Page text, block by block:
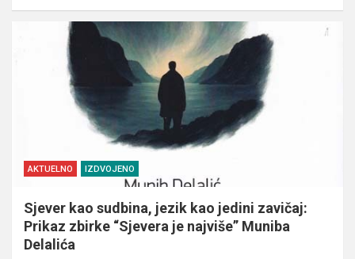
AKTUELNO IZDVOJENO
Sjever kao sudbina, jezik kao jedini zavičaj:
Prikaz zbirke “Sjevera je najviše” Muniba
Delalića